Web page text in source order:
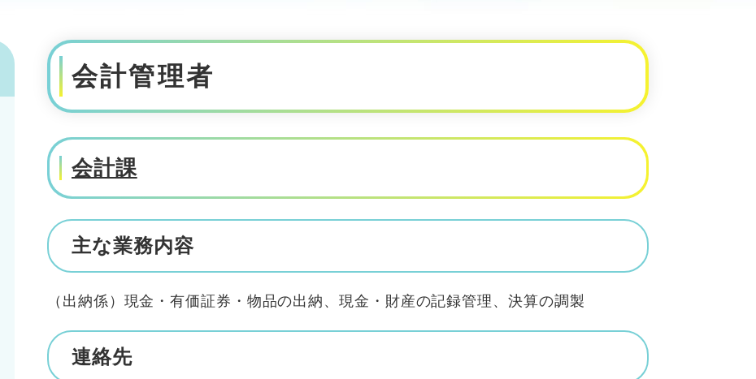
本
文
会計管理者
会計課
主な業務内容
（出納係）現金・有価証券・物品の出納、現金・財産の記録管理、決算の調製
連絡先